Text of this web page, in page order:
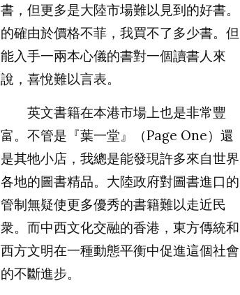
書，但更多是大陸市場難以見到的好書。
的確由於價格不菲，我買不了多少書。但
能入手一兩本心儀的書對一個讀書人來
說，喜悅難以言表。
英文書籍在本港市場上也是非常豐
富。不管是『葉一堂』（Page One）還
是其牠小店，我總是能發現許多來自世界
各地的圖書精品。大陸政府對圖書進口的
管制無疑使更多優秀的書籍難以走近民
衆。而中西文化交融的香港，東方傳統和
西方文明在一種動態平衡中促進這個社會
的不斷進步。